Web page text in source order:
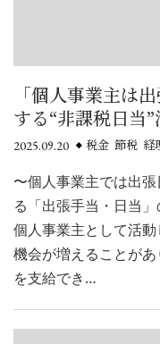
「個人事業主は
する“非課税日当”
2025.09.20 税金 節税 経
〜個人事業主では出
る「出張手当・日当
個人事業主として活
機会が増えることが
を支給でき…